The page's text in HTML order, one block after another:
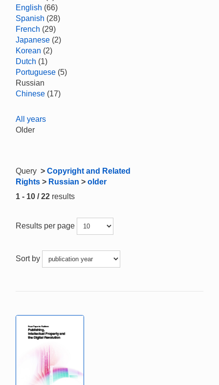
English (66)
Spanish (28)
French (29)
Japanese (2)
Korean (2)
Dutch (1)
Portuguese (5)
Russian
Chinese (17)
All years
Older
Query > Copyright and Related
Rights > Russian > older
1 - 10 / 22 results
Results per page
Sort by